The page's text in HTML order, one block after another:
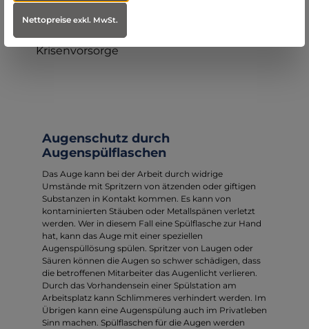
Ausbildung
Krisenvorsorge
Augenschutz durch
Augenspülflaschen
Das Auge kann bei der Arbeit durch widrige
Umstände mit Spritzern von ätzenden oder giftigen
Substanzen in Kontakt kommen. Es kann von
kontaminierten Stäuben oder Metallspänen verletzt
werden. Wer in diesem Fall eine Spülflasche zur Hand
hat, kann das Auge mit einer speziellen
Augenspüllösung spülen. Spritzer von Laugen oder
Säuren können die Augen so schwer schädigen, dass
die betroffenen Mitarbeiter das Augenlicht verlieren.
Durch das Vorhandensein einer Spülstation am
Arbeitsplatz kann Schlimmeres verhindert werden. Im
Übrigen kann eine Augenspülung auch im Privatleben
Sinn machen. Spülflaschen für die Augen werden
Nettopreiseexkl. MwSt.